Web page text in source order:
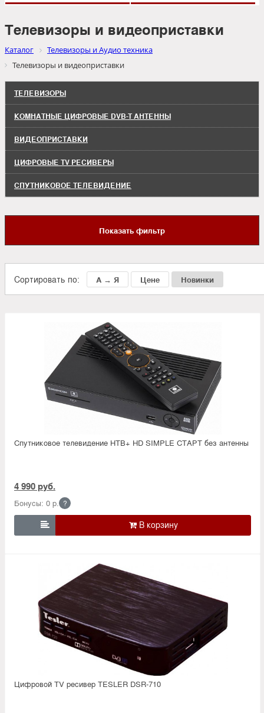
Телевизоры и видеоприставки
Каталог
Телевизоры и Аудио техника
Телевизоры и видеоприставки
ТЕЛЕВИЗОРЫ
КОМНАТНЫЕ ЦИФРОВЫЕ DVB-T АНТЕННЫ
ВИДЕОПРИСТАВКИ
ЦИФРОВЫЕ TV РЕСИВЕРЫ
СПУТНИКОВОЕ ТЕЛЕВИДЕНИЕ
Показать фильтр
Сортировать по: А → Я Цене Новинки
Спутниковое телевидение НТВ+ HD SIMPLE СТАРТ без антенны
4 990 руб.
Бонусы: 0 р. ?

Цифровой TV ресивер TESLER DSR-710